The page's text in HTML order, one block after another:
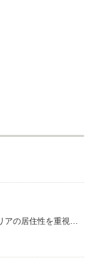
走りを極めようとした先代からの反省からか、R33型はリアの居住性を重視し、100mm以上も延長されたホイールベースの3ナンバーサイズのボディが与えられた。ボディサイズは大きくなったものの、大幅に剛性が強化されたボディにパフォーマンスを高めたシャーシ性能などにより、走りには一片のかげりもない。エンジンは2.5L直6ターボ（250ps）とNA（190ps）、それにベーシック仕様となる2LのNAを用意。サスペンションは改良が加えられた4輪マルチリンクに、4輪操舵システムは電動スーパーハイキャスに進化、さらに新開発のアクティブLSDを採用している。（1993.8）